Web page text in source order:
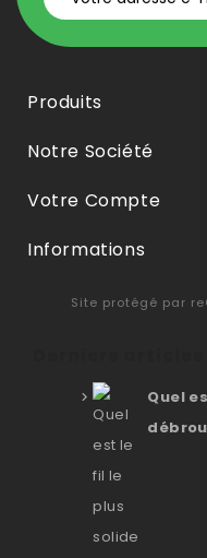
Produits
Notre Société
Votre Compte
Informations
Site protégé par
Quel